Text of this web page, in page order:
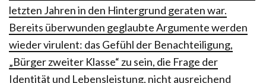
letzten Jahren in den Hintergrund geraten war.
Bereits überwunden geglaubte Argumente werden
wieder virulent: das Gefühl der Benachteiligung,
„Bürger zweiter Klasse“ zu sein, die Frage der
Identität und Lebensleistung, nicht ausreichend